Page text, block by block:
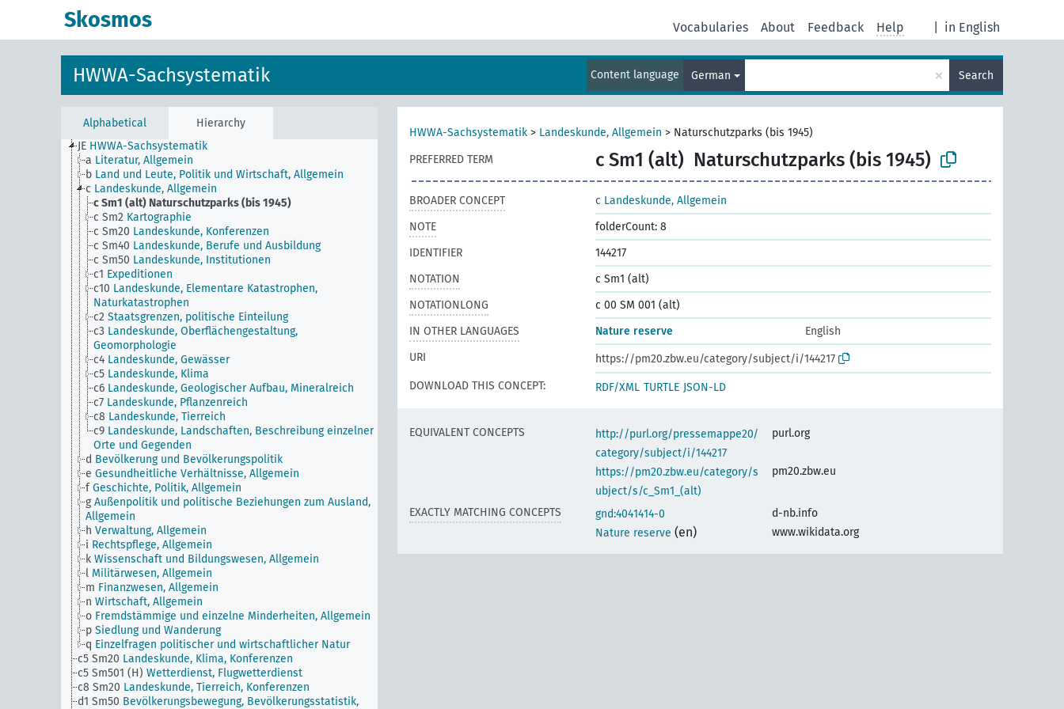
Skosmos in English
Vocabularies About Feedback Help
HWWA-Sachsystematik Content language German × Search
Alphabetical
Hierarchy
JE HWWA-Sachsystematik
a Literatur, Allgemein
b Land und Leute, Politik und Wirtschaft, Allgemein
c Landeskunde, Allgemein
c Sm1 (alt) Naturschutzparks (bis 1945)
c Sm2 Kartographie
c Sm20 Landeskunde, Konferenzen
c Sm40 Landeskunde, Berufe und Ausbildung
c Sm50 Landeskunde, Institutionen
c1 Expeditionen
c10 Landeskunde, Elementare Katastrophen,
Naturkatastrophen
c2 Staatsgrenzen, politische Einteilung
c3 Landeskunde, Oberflächengestaltung,
Geomorphologie
c4 Landeskunde, Gewässer
c5 Landeskunde, Klima
c6 Landeskunde, Geologischer Aufbau, Mineralreich
c7 Landeskunde, Pflanzenreich
c8 Landeskunde, Tierreich
c9 Landeskunde, Landschaften, Beschreibung einzelner
Orte und Gegenden
d Bevölkerung und Bevölkerungspolitik
e Gesundheitliche Verhältnisse, Allgemein
f Geschichte, Politik, Allgemein
g Außenpolitik und politische Beziehungen zum Ausland,
Allgemein
h Verwaltung, Allgemein
i Rechtspflege, Allgemein
k Wissenschaft und Bildungswesen, Allgemein
l Militärwesen, Allgemein
m Finanzwesen, Allgemein
n Wirtschaft, Allgemein
o Fremdstämmige und einzelne Minderheiten, Allgemein
p Siedlung und Wanderung
q Einzelfragen politischer und wirtschaftlicher Natur
c5 Sm20 Landeskunde, Klima, Konferenzen
c5 Sm501 (H) Wetterdienst, Flugwetterdienst
c8 Sm20 Landeskunde, Tierreich, Konferenzen
d1 Sm50 Bevölkerungsbewegung, Bevölkerungsstatistik,
HWWA-Sachsystematik > Landeskunde, Allgemein > Naturschutzparks (bis 1945)
PREFERRED TERM
c Sm1 (alt) Naturschutzparks (bis 1945)
BROADER CONCEPT c Landeskunde, Allgemein
NOTE
folderCount: 8
IDENTIFIER
144217
NOTATION
c Sm1 (alt)
NOTATIONLONG
c 00 SM 001 (alt)
IN OTHER LANGUAGES
Nature reserve
English
URI
https://pm20.zbw.eu/category/subject/i/144217
DOWNLOAD THIS CONCEPT:
RDF/XML TURTLE JSON-LD
EQUIVALENT CONCEPTS
http://purl.org/pressemappe20/
category/subject/i/144217
purl.org
https://pm20.zbw.eu/category/s
ubject/s/c_Sm1_(alt)
pm20.zbw.eu
EXACTLY MATCHING CONCEPTS gnd:4041414-0
d-nb.info
Nature reserve (en) www.wikidata.org